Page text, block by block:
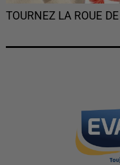
TOURNEZ LA ROUE